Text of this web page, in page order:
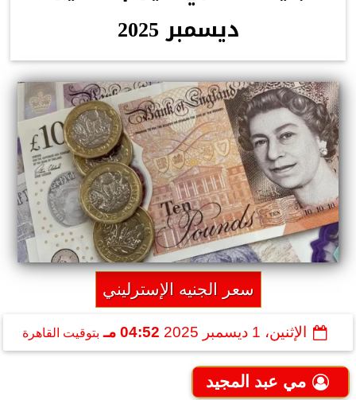
ديسمبر 2025
سعر الجنيه الإسترليني
الإثنين، 1 ديسمبر 2025 04:52 مـ بتوقيت القاهرة
مي عبد المجيد